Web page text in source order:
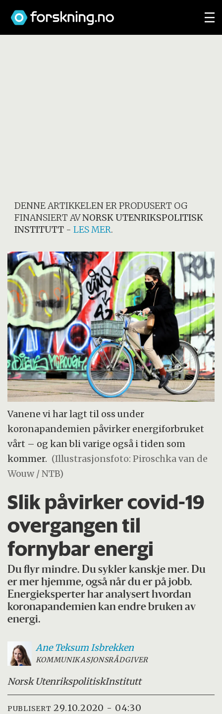
DENNE ARTIKKELEN ER PRODUSERT OG
FINANSIERT AVNORSK UTENRIKSPOLITISK
INSTITUTT -LES MER.
Vanene vi har lagt til oss under
koronapandemien påvirker energiforbruket
vårt – og kan bli varige også i tiden som
kommer. (Illustrasjonsfoto: Piroschka van de
Wouw / NTB)
Slik påvirker covid-19
overgangen til
fornybar energi
Du flyr mindre. Du sykler kanskje mer. Du
er mer hjemme, også når du er på jobb.
Energieksperter har analysert hvordan
koronapandemien kan endre bruken av
energi.
Ane TeksumIsbrekken
KOMMUNIKASJONSRÅDGIVER
Norsk UtenrikspolitiskInstitutt
PUBLISERT 29.10.2020 - 04:30